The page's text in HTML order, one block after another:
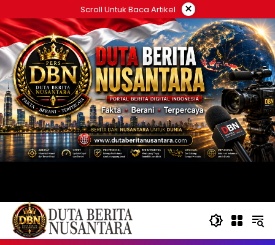
ke
konten
Scroll Untuk Baca Artikel ×